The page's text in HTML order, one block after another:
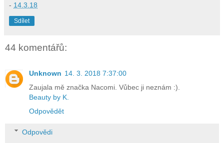
- 14.3.18
Sdílet
44 komentářů:
Unknown 14. 3. 2018 7:37:00
Zaujala mě značka Nacomi. Vůbec ji neznám :).
Beauty by K.
Odpovědět
Odpovědi